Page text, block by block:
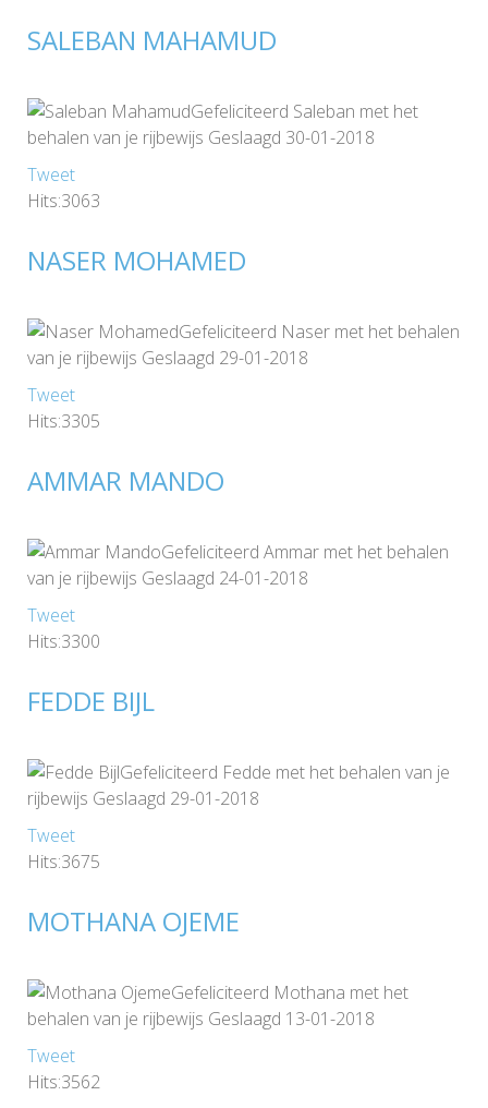
SALEBAN MAHAMUD
Gefeliciteerd Saleban met het
behalen van je rijbewijs Geslaagd 30-01-2018
Tweet
Hits:3063
NASER MOHAMED
Gefeliciteerd Naser met het behalen
van je rijbewijs Geslaagd 29-01-2018
Tweet
Hits:3305
AMMAR MANDO
Gefeliciteerd Ammar met het behalen
van je rijbewijs Geslaagd 24-01-2018
Tweet
Hits:3300
FEDDE BIJL
Gefeliciteerd Fedde met het behalen van je
rijbewijs Geslaagd 29-01-2018
Tweet
Hits:3675
MOTHANA OJEME
Gefeliciteerd Mothana met het
behalen van je rijbewijs Geslaagd 13-01-2018
Tweet
Hits:3562